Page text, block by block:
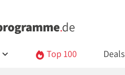
Top 100 Deals